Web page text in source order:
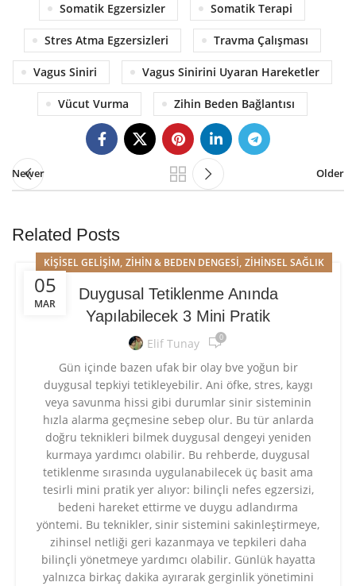
Somatik Egzersizler Somatik Terapi
Stres Atma Egzersizleri Travma Çalışması
Vagus Siniri Vagus Sinirini Uyaran Hareketler
Vücut Vurma Zihin Beden Bağlantısı
Newer Older
Related Posts
05
MAR
KIŞISEL GELIŞIM, ZIHIN & BEDEN DENGESI, ZIHINSEL SAĞLIK
Duygusal Tetiklenme Anında
Yapılabilecek 3 Mini Pratik
Elif Tunay 0
Gün içinde bazen ufak bir olay bve yoğun bir
duygusal tepkiyi tetikleyebilir. Ani öfke, stres, kaygı
veya savunma hissi gibi durumlar sinir sisteminin
hızla alarma geçmesine sebep olur. Bu tür anlarda
doğru teknikleri bilmek duygusal dengeyi yeniden
kurmaya yardımcı olabilir. Bu rehberde, duygusal
tetiklenme sırasında uygulanabilecek üç basit ama
tesirli mini pratik yer alıyor: bilinçli nefes egzersizi,
bedeni hareket ettirme ve duygu adlandırma
yöntemi. Bu teknikler, sinir sistemini sakinleştirmeye,
zihinsel netliği geri kazanmaya ve tepkileri daha
bilinçli yönetmeye yardımcı olabilir. Günlük hayatta
yalnızca birkaç dakika ayırarak gerginlik yönetimini